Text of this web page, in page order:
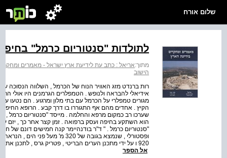
שלום אורח
לתולדות "סנטוריום כרמל"
מתוך:אריאל : כתב עת לידיעת ארץ ישראל - מאמרים
הישוב
רות ברנדט מזג האוויר הנוח של הכרמל , השלווה הנסוכה
מגורים טמפלרי על הכרמל עם בתי מלון ומרגוע . הם נטעו
הוא השתקע בחיפה ועסק ברפואה . זמן קצר אחר כך , יזם
920 ו על ידי מתכנן הערים הבריטי , פטריק גרס , לתכנן
אל הספר